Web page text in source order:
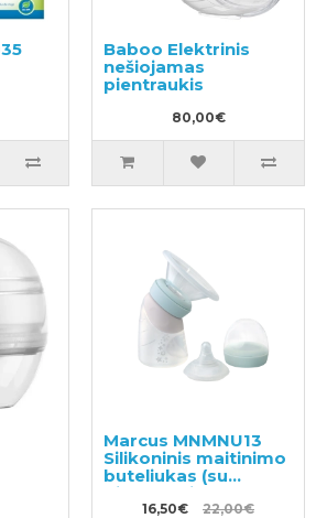
Baboo Elektrinis
nešiojamas
pientraukis
80,00€
Marcus MNMNU13
Silikoninis maitinimo
buteliukas (su
pientraukiu)
16,50€ 22,00€